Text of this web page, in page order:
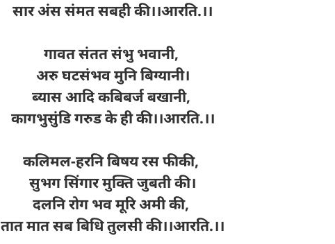
सार अंस संमत सबही की।।आरति.।।
गावत संतत संभु भवानी,
अरु घटसंभव मुनि बिग्यानी।
ब्यास आदि कबिबर्ज बखानी,
कागभुसुंडि गरुड के ही की।।आरति.।।
कलिमल-हरनि बिषय रस फीकी,
सुभग सिंगार मुक्ति जुबती की।
दलनि रोग भव मूरि अमी की,
तात मात सब बिधि तुलसी की।।आरति.।।